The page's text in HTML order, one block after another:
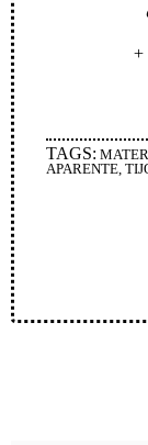
+
TAGS:
APARENTE,